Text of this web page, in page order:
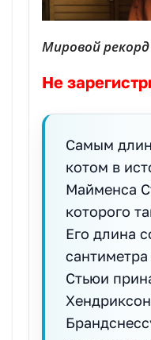
Мировой рекорд
Не
Самым
котом в
Майменса
которого
Его длина
Стьюи